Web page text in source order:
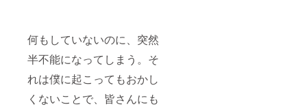
何もしていないのに、突然
半不能になってしまう。そ
れは僕に起こってもおかし
くないことで、皆さんにも